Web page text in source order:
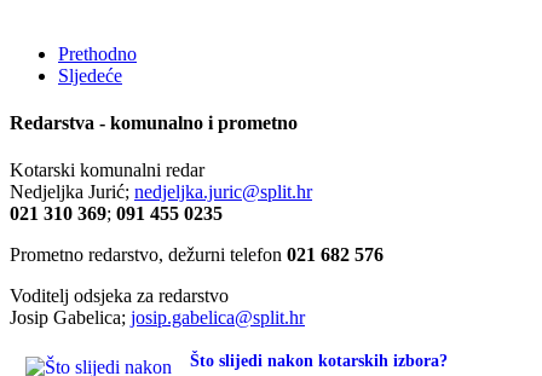
Prethodno
Sljedeće
Redarstva - komunalno i prometno
Kotarski komunalni redar
Nedjeljka Jurić; nedjeljka.juric@split.hr
021 310 369; 091 455 0235
Prometno redarstvo, dežurni telefon 021 682 576
Voditelj odsjeka za redarstvo
Josip Gabelica; josip.gabelica@split.hr
Što slijedi nakon kotarskih izbora?